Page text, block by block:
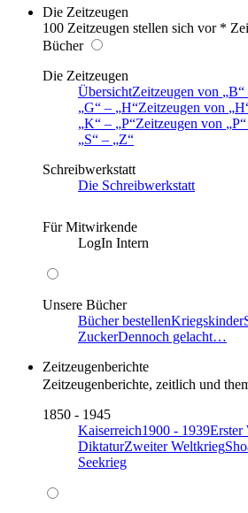
Die Zeitzeugen
100 Zeitzeugen stellen sich vor *
Bücher
Die Zeitzeugen
ÜbersichtZeitzeugen von B
G
– H Zeitzeugen von H
K
– P Zeitzeugen von P
S
–
Z
Schreibwerkstatt
Die Schreibwerkstatt
Für Mitwirkende
LogIn Intern
Unsere Bücher
Bücher bestellenKriegskinder
ZuckerDennoch gelacht…
Zeitzeugenberichte
Zeitzeugenberichte, zeitlich und
1850 - 1945
Kaiserreich1900 - 1939Erster
DiktaturZweiter Weltkrieg
Seekrieg